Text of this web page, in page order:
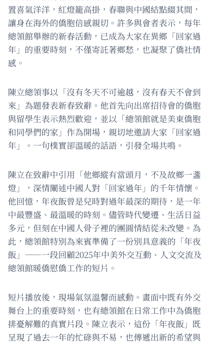
置喜氣洋洋，紅燈籠高掛，春聯與中國結點綴其間，
讓身在海外的僑胞倍感親切。許多與會者表示，每年
總領館舉辦的新春活動，已成為大家在異鄉「回家過
年」的重要時刻，不僅寄託著鄉愁，也凝聚了僑社情
感。
陳立總領事以「沒有冬天不可逾越，沒有春天不會到
來」為題發表新春致辭。他首先向出席招待會的僑胞
與留學生表示熱烈歡迎，並以「總領館就是美東僑胞
和同學們的家」作為開場，親切地邀請大家「回家過
年」。一句樸實卻溫暖的話語，引發全場共鳴。
陳立在致辭中引用「他鄉縱有當頭月，不及故鄉一盞
燈」，深情闡述中國人對「回家過年」的千年情懷。
他回憶，年夜飯曾是兒時對過年最深的期待，是一年
中最豐盛、最溫暖的時刻。儘管時代變遷、生活日益
多元，但刻在中國人骨子裡的團圓情結從未改變。為
此，總領館特別為來賓準備了一份別具意義的「年夜
飯」——一段回顧2025年中美外交互動、人文交流及
總領館暖僑慰僑工作的短片。
短片播放後，現場氣氛溫馨而感動。畫面中既有外交
舞台上的重要時刻，也有總領館在日常工作中為僑胞
排憂解難的真實片段。陳立表示，這份「年夜飯」既
呈現了過去一年的忙碌與不易，也傳遞出新的希望與